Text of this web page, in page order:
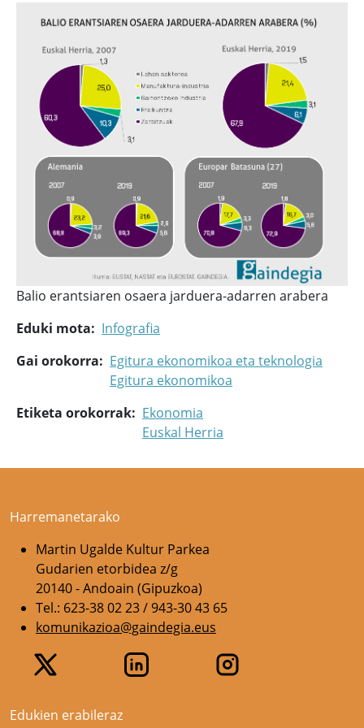
Balio erantsiaren osaera jarduera-adarren arabera
Eduki mota
Infografia
Gai orokorra
Egitura ekonomikoa eta teknologia
Egitura ekonomikoa
Etiketa orokorrak
Ekonomia
Euskal Herria
Harremanetarako
Martin Ugalde Kultur Parkea
Gudarien etorbidea z/g
20140 - Andoain (Gipuzkoa)
Tel.: 623-38 02 23 / 943-30 43 65
komunikazioa@gaindegia.eus
Edukien erabileraz